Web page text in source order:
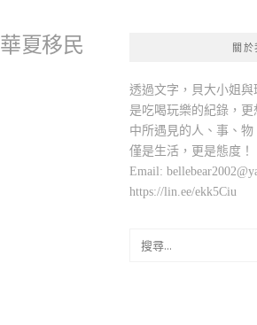
夏移民
關於
透過文字，貝大小姐
是吃喝玩樂的紀錄，
中所遇見的人、事、
僅是生活，
Email:
https://lin.ee/ekk5Ciu